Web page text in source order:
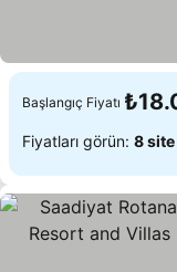
Başlangıç Fiyatı
Fiyatları görün: 8 site